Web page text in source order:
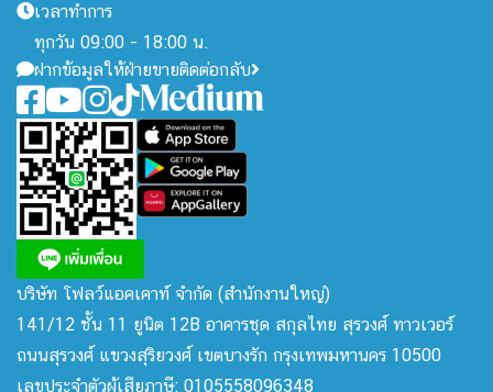
เวลาทำการ
ทุกวัน 09:00 - 18:00 น.
ฝากข้อมูลให้ฝ่ายขายติดต่อกลับ
บริษัท โฟลว์แอคเคาท์ จำกัด (สำนักงานใหญ่)
141/12 ชั้น 11 ยูนิต 12B อาคารชุด สกุลไทย สุรวงศ์ ทาวเวอร์
ถนนสุรวงศ์ แขวงสุริยวงศ์ เขตบางรัก กรุงเทพมหานคร 10500
เลขประจำตัวผู้เสียภาษี: 0105558096348